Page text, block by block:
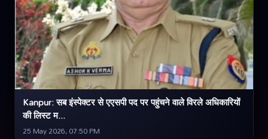
Kanpur: सब इंस्पेक्टर से एएसपी पद पर पहुंचने वाले विरले अधिकारियों
की लिस्ट म...
25 May 2026, 07:50 PM